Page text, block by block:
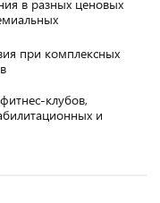
в разных ценовых
при комплексных
клубов,
и